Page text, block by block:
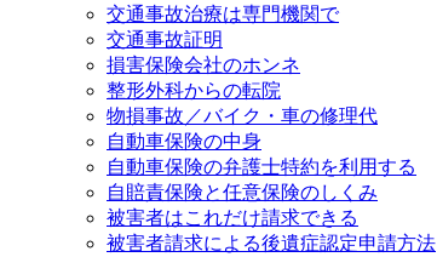
交通事故治療は専門機関で
交通事故証明
損害保険会社のホンネ
整形外科からの転院
物損事故／バイク・車の修理代
自動車保険の中身
自動車保険の弁護士特約を利用する
自賠責保険と任意保険のしくみ
被害者はこれだけ請求できる
被害者請求による後遺症認定申請方法